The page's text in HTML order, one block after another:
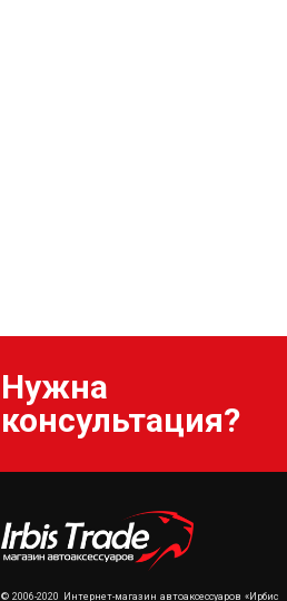
Нужна
консультация?
© 2006-2020 Интернет-магазин автоаксессуаров «Ирбис